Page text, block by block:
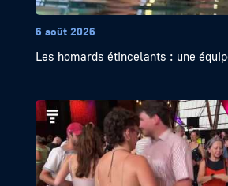
6 août 2026
Les homards étincelants : une